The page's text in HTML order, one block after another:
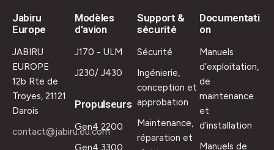
Jabiru
Europe
JABIRU
EUROPE
12b Rte de
Troyes, 21121
Darois
contact@jabiru.eu.com
Modèles
d'avion
J170 - ULM
J230/ J430
Propulseurs
Gen4 2200
Support &
sécurité
Sécurité
Ingénierie,
conception et
approbation
Maintenance,
réparation et
Documentati
on
Manuels
d’exploitation,
de
maintenance
et
d’installation
Manuels de